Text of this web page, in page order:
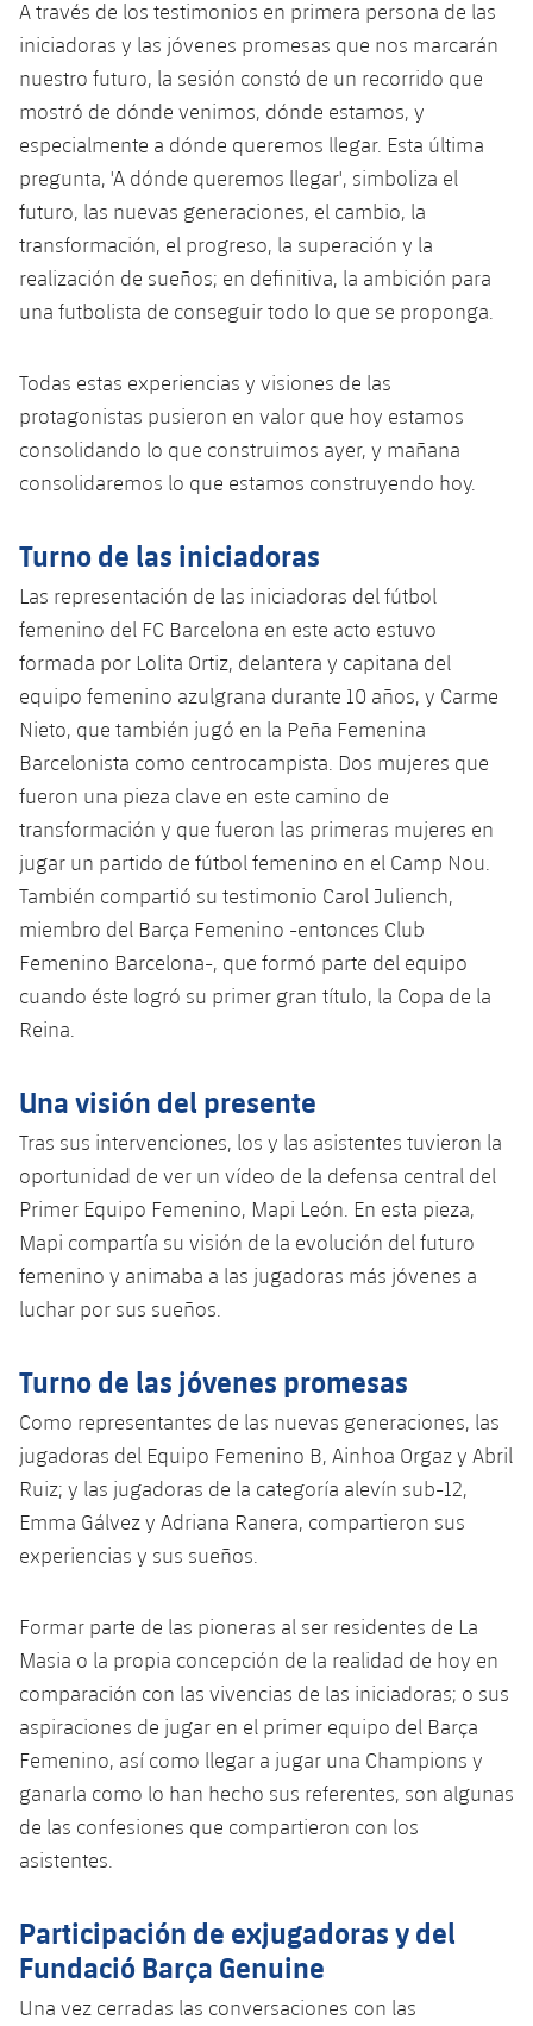
Jugadores
Calendario
Resultados
Fotos
Voleibol masculino
Voleibol femenino
Apúntate a las amateurs
plusicon
más
Apúntate a las amateurs
Carnet de las Secciones Amateurs
PLUSICON
MÁS
League of Legends
VALORANT Rising
VALORANT Game Changers
A través de los testimonios en primera persona de las
iniciadoras y las jóvenes promesas que nos marcarán
nuestro futuro, la sesión constó de un recorrido que
mostró de dónde venimos, dónde estamos, y
especialmente a dónde queremos llegar. Esta última
pregunta, 'A dónde queremos llegar', simboliza el
futuro, las nuevas generaciones, el cambio, la
transformación, el progreso, la superación y la
realización de sueños; en definitiva, la ambición para
una futbolista de conseguir todo lo que se proponga.
Todas estas experiencias y visiones de las
protagonistas pusieron en valor que hoy estamos
consolidando lo que construimos ayer, y mañana
consolidaremos lo que estamos construyendo hoy.
Turno de las iniciadoras
Las representación de las iniciadoras del fútbol
femenino del FC Barcelona en este acto estuvo
formada por Lolita Ortiz, delantera y capitana del
equipo femenino azulgrana durante 10 años, y Carme
Nieto, que también jugó en la Peña Femenina
Barcelonista como centrocampista. Dos mujeres que
fueron una pieza clave en este camino de
transformación y que fueron las primeras mujeres en
jugar un partido de fútbol femenino en el Camp Nou.
También compartió su testimonio Carol Juliench,
miembro del Barça Femenino -entonces Club
Femenino Barcelona-, ​​que formó parte del equipo
cuando éste logró su primer gran título, la Copa de la
Reina.
Una visión del presente
Tras sus intervenciones, los y las asistentes tuvieron la
oportunidad de ver un vídeo de la defensa central del
Primer Equipo Femenino, Mapi León. En esta pieza,
Mapi compartía su visión de la evolución del futuro
femenino y animaba a las jugadoras más jóvenes a
luchar por sus sueños.
Turno de las jóvenes promesas
Como representantes de las nuevas generaciones, las
jugadoras del Equipo Femenino B, Ainhoa ​​Orgaz y Abril
Ruiz; y las jugadoras de la categoría alevín sub-12,
Emma Gálvez y Adriana Ranera, compartieron sus
experiencias y sus sueños.
Formar parte de las pioneras al ser residentes de La
Masia o la propia concepción de la realidad de hoy en
comparación con las vivencias de las iniciadoras; o sus
aspiraciones de jugar en el primer equipo del Barça
Femenino, así como llegar a jugar una Champions y
ganarla como lo han hecho sus referentes, son algunas
de las confesiones que compartieron con los
asistentes.
Participación de exjugadoras y del
Fundació Barça Genuine
Una vez cerradas las conversaciones con las